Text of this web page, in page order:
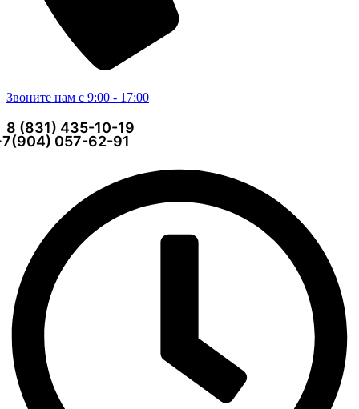
Звоните нам с 9:00 - 17:00
8 (831) 435-10-19
057-62-91